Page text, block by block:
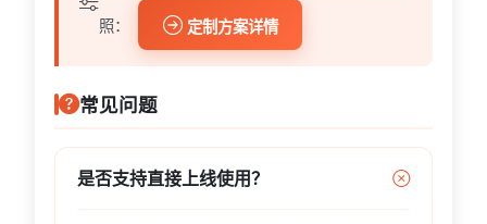
照：
定制方案详情
常见问题
是否支持直接上线使用？